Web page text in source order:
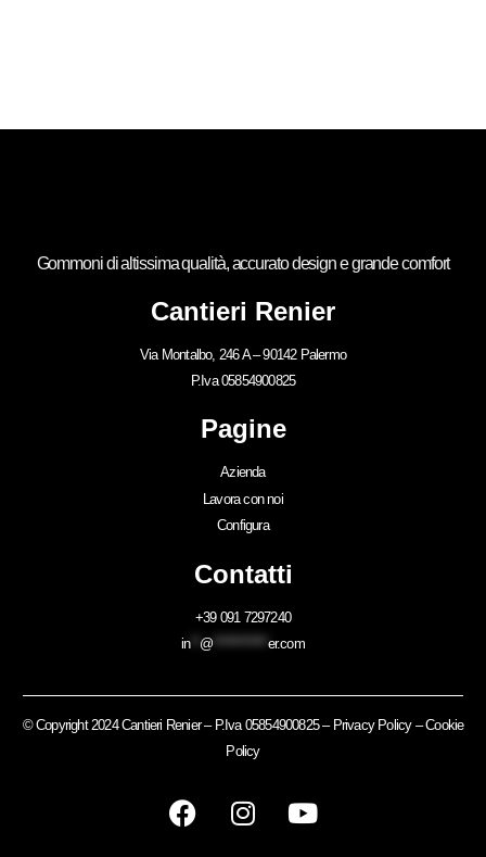
Gommoni di altissima qualità, accurato design e grande comfort
Cantieri Renier
Via Montalbo, 246 A – 90142 Palermo
P.Iva 05854900825
Pagine
Azienda
Lavora con noi
Configura
Contatti
+39 091 7297240
in** @ er.com
© Copyright 2024 Cantieri Renier – P.Iva 05854900825 – Privacy Policy–Cookie
Policy